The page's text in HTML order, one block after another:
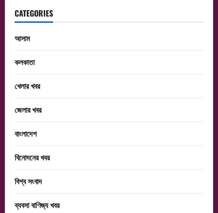
CATEGORIES
আসাম
কলকাতা
খেলার খবর
জেলার খবর
বাংলাদেশ
বিনোদনের খবর
বিশ্ব সংবাদ
ব্যবসা বাণিজ্য খবর